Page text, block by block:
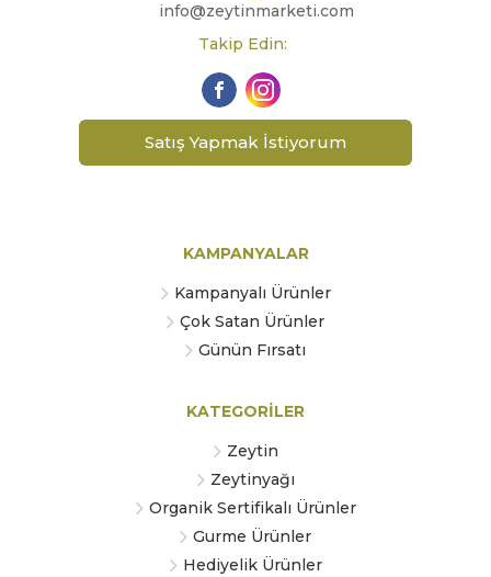
info@zeytinmarketi.com
Takip Edin:
Satış Yapmak İstiyorum
KAMPANYALAR
Kampanyalı Ürünler
Çok Satan Ürünler
Günün Fırsatı
KATEGORİLER
Zeytin
Zeytinyağı
Organik Sertifikalı Ürünler
Gurme Ürünler
Hediyelik Ürünler